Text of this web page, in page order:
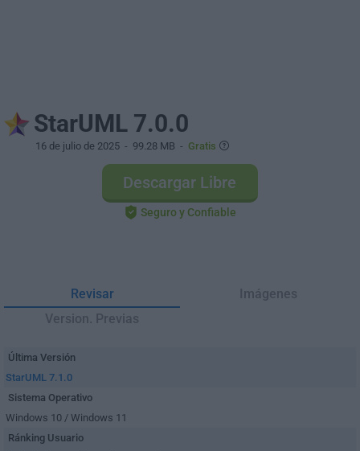
StarUML 7.0.0
16 de julio de 2025 - 99.28 MB - Gratis
Descargar Libre
Seguro y Confiable
Revisar
Imágenes
Version. Previas
Última Versión
StarUML 7.1.0
Sistema Operativo
Windows 10 / Windows 11
Ránking Usuario